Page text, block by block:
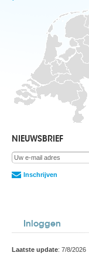
NIEUWSBRIEF
Inschrijven
Inloggen
Laatste update: 7/8/2026